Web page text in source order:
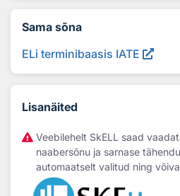
Sama sõna
ELi terminibaasis IATE
Lisanäited
Veebilehelt SkELL saad
naabersõnu ja sarnase
automaatselt valitud ning